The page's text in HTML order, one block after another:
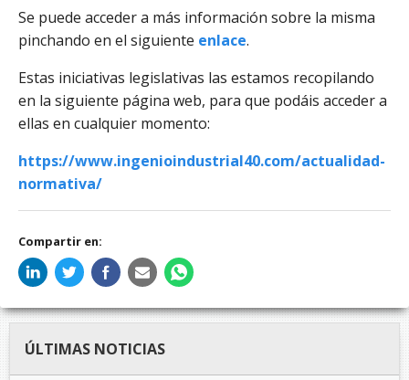
Se puede acceder a más información sobre la misma
pinchando en el siguiente enlace.
Estas iniciativas legislativas las estamos recopilando
en la siguiente página web, para que podáis acceder a
ellas en cualquier momento:
https://www.ingenioindustrial40.com/actualidad-
normativa/
Compartir en:
ÚLTIMAS NOTICIAS